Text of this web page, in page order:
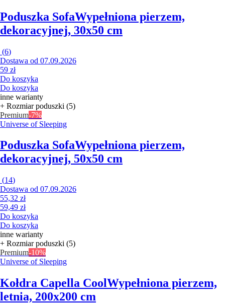
Poduszka SofaWypełniona pierzem,
dekoracyjnej, 30x50 cm
(6)
Dostawa od 07.09.2026
59 zł
Do koszyka
Do koszyka
inne warianty
+ Rozmiar poduszki (5)
Premium-7%
Universe of Sleeping
Poduszka SofaWypełniona pierzem,
dekoracyjnej, 50x50 cm
(14)
Dostawa od 07.09.2026
55,32 zł
59,49 zł
Do koszyka
Do koszyka
inne warianty
+ Rozmiar poduszki (5)
Premium-10%
Universe of Sleeping
Kołdra Capella CoolWypełniona pierzem,
letnia, 200x200 cm